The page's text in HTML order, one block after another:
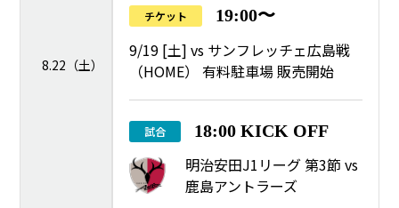
8.22（土）
チケット 19:00〜
9/19 [土] vs サンフレッチェ広島戦
（HOME） 有料駐車場 販売開始
試合 18:00 KICK OFF
明治安田J1リーグ 第3節 vs
鹿島アントラーズ